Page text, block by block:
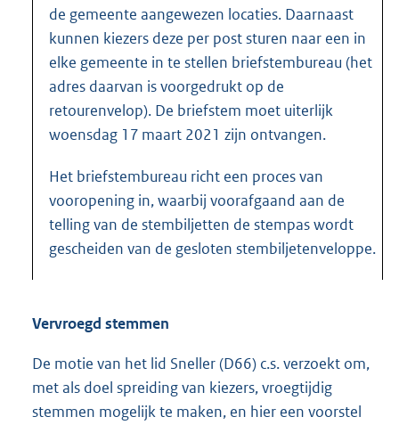
de gemeente aangewezen locaties. Daarnaast
kunnen kiezers deze per post sturen naar een in
elke gemeente in te stellen briefstembureau (het
adres daarvan is voorgedrukt op de
retourenvelop). De briefstem moet uiterlijk
woensdag 17 maart 2021 zijn ontvangen.
Het briefstembureau richt een proces van
vooropening in, waarbij voorafgaand aan de
telling van de stembiljetten de stempas wordt
gescheiden van de gesloten stembiljetenveloppe.
Vervroegd stemmen
De motie van het lid Sneller (D66) c.s. verzoekt om,
met als doel spreiding van kiezers, vroegtijdig
stemmen mogelijk te maken, en hier een voorstel